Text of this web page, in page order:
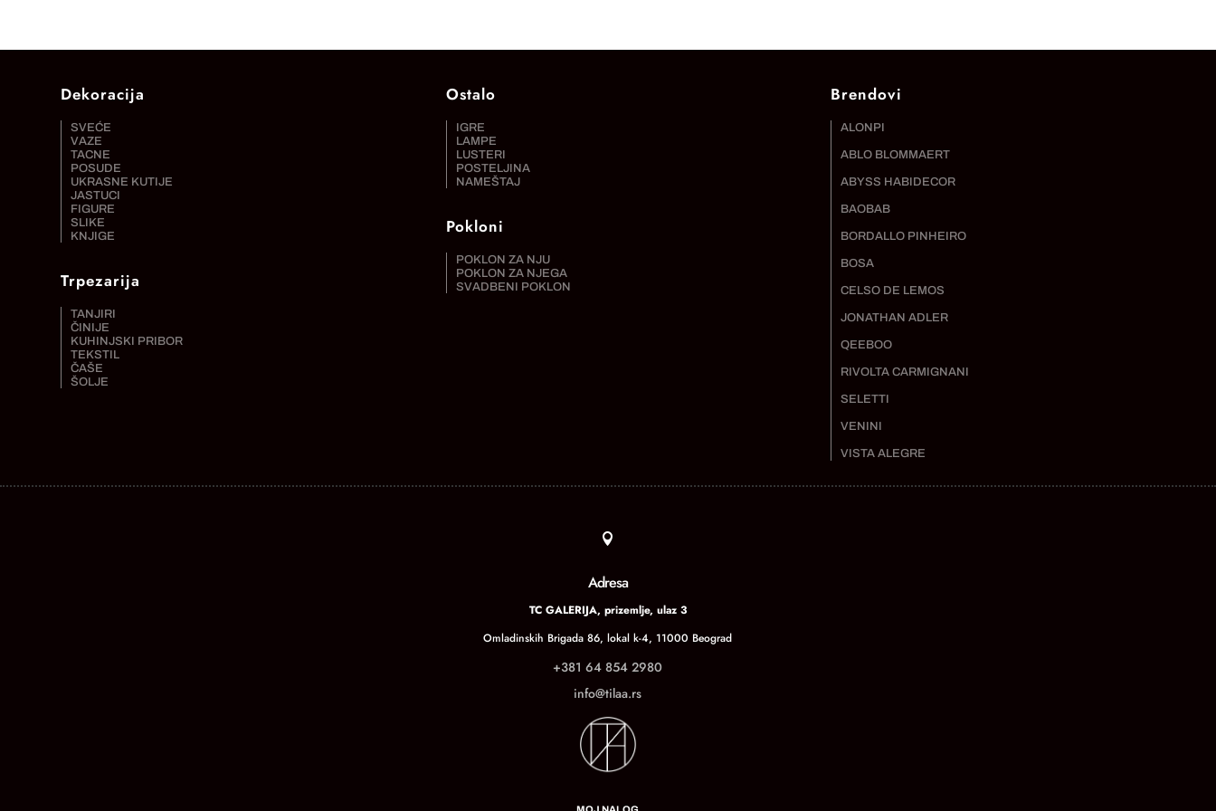
Dekoracija
SVEĆE
VAZE
TACNE
POSUDE
UKRASNE KUTIJE
JASTUCI
FIGURE
SLIKE
KNJIGE
Trpezarija
TANJIRI
ČINIJE
KUHINJSKI PRIBOR
TEKSTIL
ČAŠE
ŠOLJE
Ostalo
IGRE
LAMPE
LUSTERI
POSTELJINA
NAMEŠTAJ
Pokloni
POKLON ZA NJU
POKLON ZA NJEGA
SVADBENI POKLON
Brendovi
ALONPI
ABLO BLOMMAERT
ABYSS HABIDECOR
BAOBAB
BORDALLO PINHEIRO
BOSA
CELSO DE LEMOS
JONATHAN ADLER
QEEBOO
RIVOLTA CARMIGNANI
SELETTI
VENINI
VISTA ALEGRE

Adresa
TC GALERIJA, prizemlje, ulaz 3
Omladinskih Brigada 86, lokal k-4, 11000 Beograd
+381 64 854 2980
info@tilaa.rs